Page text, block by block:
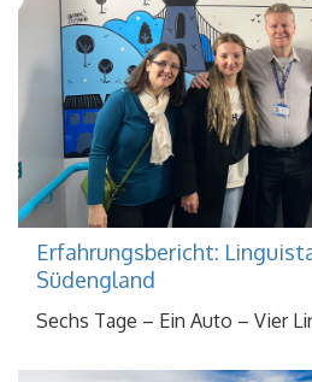
Erfahrungsbericht:
Südengland
Sechs Tage – Ein Auto – Vier